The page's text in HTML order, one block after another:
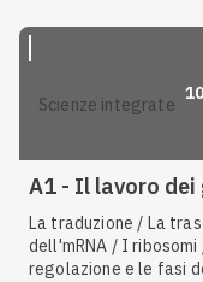
scienze integrate
10
A1 - Il lavoro dei
La traduzione / La
dell'mRNA / I
regolazione e le fasi